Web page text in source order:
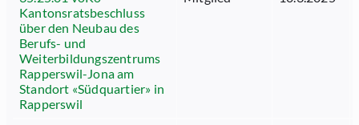
Kantonsratsbeschluss
über den Neubau des
Berufs- und
Weiterbildungszentrums
Rapperswil-Jona am
Standort «Südquartier» in
Rapperswil